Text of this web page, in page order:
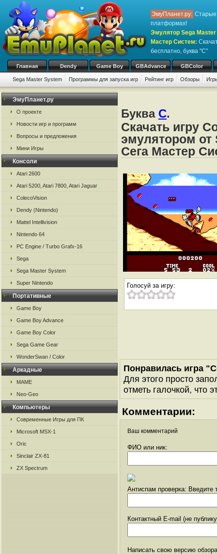
ЭмуПланет.ру: Старые
платформах!
Эмулятор Sega Master
Мастер Систем:
бесплатно, буква "C"
Главная Dendy Game Boy GBAdvance GBColor
Sega Master System Программы для запуска игр Рейтинг игр Обзоры
ЭмуПланет.ру
О проекте
Новости игр и программ
Вопросы и предложения
Мини Игры
Консоли
Atari 2600
Atari 5200, Atari 7800, Atari Jaguar
ColecoVision
Dendy (Nintendo)
Mattel Intellivision
Nintendo 64
PC Engine / Turbo Grafx-16
Sega
Sega Master System
Super Nintendo
Портативные
Game Boy
Game Boy Advance
Game Boy Color
Sega Game Gear
WonderSwan / Color
Аркадные
MAME
Neo-Geo
Компьютеры
Современные Игры для ПК
Microsoft MSX-1
Oric
Sinclair ZX-81
ZX Spectrum
Буква C.
Скачать игру
эмулятором от
Сега Мастер
Голосуй за игру:
Понравилась игра
Для этого просто
отметь галочкой, что
Комментарии:
Ваш комментарий
ФИО или ник:
Антиспам проверка: Введите
Контактный E-mail (не
Написать свою версию